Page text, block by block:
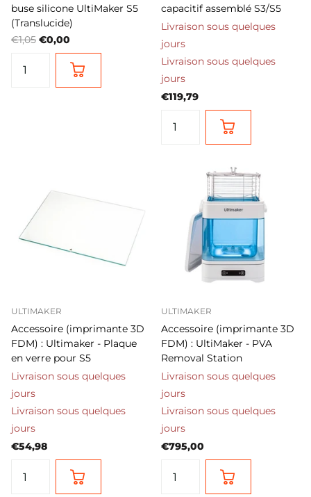
buse silicone UltiMaker S5
(Translucide)
€1,05 €0,00
capacitif assemblé S3/S5
Livraison sous quelques
jours
Livraison sous quelques
jours
€119,79
ULTIMAKER
Accessoire (imprimante 3D
FDM) : Ultimaker - Plaque
en verre pour S5
Livraison sous quelques
jours
Livraison sous quelques
jours
€54,98
ULTIMAKER
Accessoire (imprimante 3D
FDM) : UltiMaker - PVA
Removal Station
Livraison sous quelques
jours
Livraison sous quelques
jours
€795,00